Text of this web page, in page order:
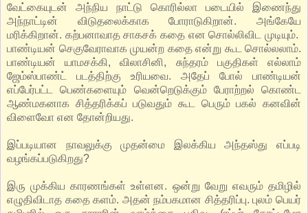
வேட்கையுடன் அந்நிய நாட்டு கொரில்லா படையில் இணைந்து
அந்நாட்டின் விடுதலைக்காக போராடுகிறான். அங்கேயே
மரிக்கிறான். கற்பனாவாத சாகசக் கதை என சொல்லிவிட முடியும்.
பாண்டியன் செகுவேராவாக முயன்ற கதை என்று கூட சொல்லலாம்.
பாண்டியன் யாமசக்கி, விலாசினி, சுந்தரம் பகுதிகள் எல்லாம்
ஜேம்ஸ்பாண்ட் படத்திற்கு உரியவை. அதேப் போல் பாண்டியன்
எப்பேர்பட்ட பெண்களையும் வென்றெடுக்கும் பேராற்றல் கொண்ட
ஆண்மகனாக சித்தரிக்கப் படுவதும் கூட பெரும் பகல் கனவின்
விளைவோ என தோன்றியது.
இப்படியான நாவலுக்கு முதன்மை இலக்கிய அந்தஸ்து எப்படி
வழங்கப்படுகிறது?
இரு முக்கிய காரணங்கள் உள்ளன. ஒன்று வேறு எவரும் தமிழில்
எழுதிவிடாத கதை களம். அதன் நம்பகமான சித்தரிப்பு. புலம் பெயர்